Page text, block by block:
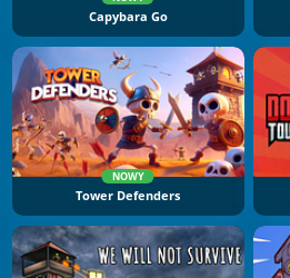
Capybara Go
NOWY
Tower Defenders